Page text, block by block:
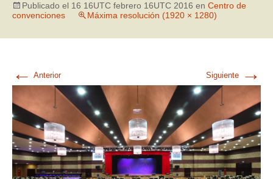
Publicado el 16 16UTC febrero 16UTC 2016 en Centro de
convenciones
Máxima resolución (1920 × 1280)
← Anterior Siguiente →